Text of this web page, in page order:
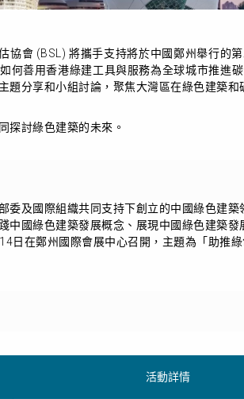
協會 (BSL) 將攜手支持將於中國鄭州舉行的
何善用香港綠建工具與服務為全球城市推進
題分享和小組討論，聚焦大灣區在綠色建築和
探討綠色建築的未來。
委及國際組織共同支持下創立的中國綠色建
中國綠色建築發展概念、展現中國綠色建築
日在鄭州國際會展中心召開，主題為「助推
活動詳情